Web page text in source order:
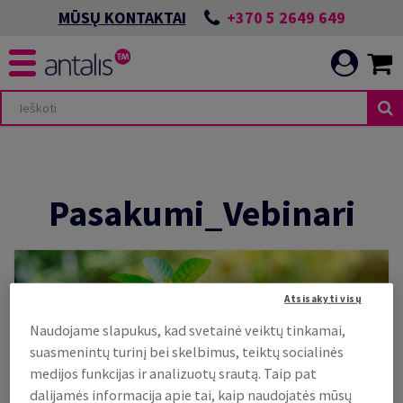
MŪSŲ KONTAKTAI +370 5 2649 649
Pasakumi_Vebinari
Naudojame slapukus, kad svetainė veiktų tinkamai,
suasmenintų turinį bei skelbimus, teiktų socialinės
medijos funkcijas ir analizuotų srautą. Taip pat
dalijamės informacija apie tai, kaip naudojatės mūsų
Atsisakyti visų